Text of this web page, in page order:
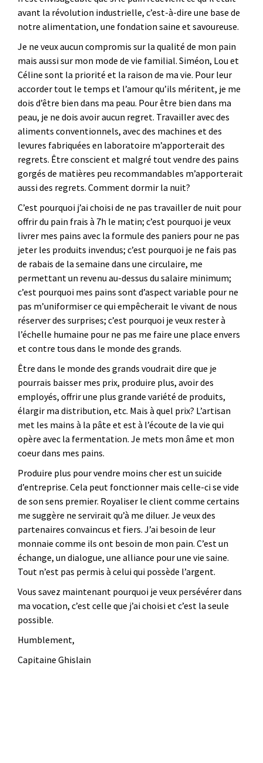
avant la révolution industrielle, c’est-à-dire une base de
notre alimentation, une fondation saine et savoureuse.
Je ne veux aucun compromis sur la qualité de mon pain
mais aussi sur mon mode de vie familial. Siméon, Lou et
Céline sont la priorité et la raison de ma vie. Pour leur
accorder tout le temps et l’amour qu’ils méritent, je me
dois d’être bien dans ma peau. Pour être bien dans ma
peau, je ne dois avoir aucun regret. Travailler avec des
aliments conventionnels, avec des machines et des
levures fabriquées en laboratoire m’apporterait des
regrets. Être conscient et malgré tout vendre des pains
gorgés de matières peu recommandables m’apporterait
aussi des regrets. Comment dormir la nuit?
C’est pourquoi j’ai choisi de ne pas travailler de nuit pour
offrir du pain frais à 7h le matin; c’est pourquoi je veux
livrer mes pains avec la formule des paniers pour ne pas
jeter les produits invendus; c’est pourquoi je ne fais pas
de rabais de la semaine dans une circulaire, me
permettant un revenu au-dessus du salaire minimum;
c’est pourquoi mes pains sont d’aspect variable pour ne
pas m’uniformiser ce qui empêcherait le vivant de nous
réserver des surprises; c’est pourquoi je veux rester à
l’échelle humaine pour ne pas me faire une place envers
et contre tous dans le monde des grands.
Être dans le monde des grands voudrait dire que je
pourrais baisser mes prix, produire plus, avoir des
employés, offrir une plus grande variété de produits,
élargir ma distribution, etc. Mais à quel prix? L’artisan
met les mains à la pâte et est à l’écoute de la vie qui
opère avec la fermentation. Je mets mon âme et mon
coeur dans mes pains.
Produire plus pour vendre moins cher est un suicide
d’entreprise. Cela peut fonctionner mais celle-ci se vide
de son sens premier. Royaliser le client comme certains
me suggère ne servirait qu’à me diluer. Je veux des
partenaires convaincus et fiers. J’ai besoin de leur
monnaie comme ils ont besoin de mon pain. C’est un
échange, un dialogue, une alliance pour une vie saine.
Tout n’est pas permis à celui qui possède l’argent.
Vous savez maintenant pourquoi je veux persévérer dans
ma vocation, c’est celle que j’ai choisi et c’est la seule
possible.
Humblement,
Capitaine Ghislain